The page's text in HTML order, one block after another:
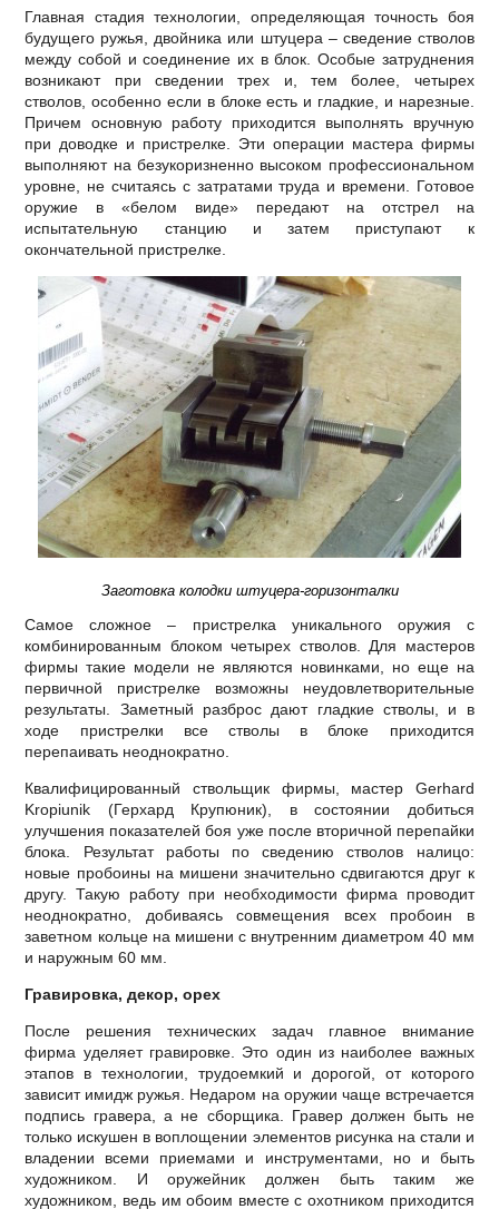
Главная стадия технологии, определяющая точность боя
будущего ружья, двойника или штуцера – сведение стволов
между собой и соединение их в блок. Особые затруднения
возникают при сведении трех и, тем более, четырех
стволов, особенно если в блоке есть и гладкие, и нарезные.
Причем основную работу приходится выполнять вручную
при доводке и пристрелке. Эти операции мастера фирмы
выполняют на безукоризненно высоком профессиональном
уровне, не считаясь с затратами труда и времени. Готовое
оружие в «белом виде» передают на отстрел на
испытательную станцию и затем приступают к
окончательной пристрелке.
Заготовка колодки штуцера-горизонталки
Самое сложное – пристрелка уникального оружия с
комбинированным блоком четырех стволов. Для мастеров
фирмы такие модели не являются новинками, но еще на
первичной пристрелке возможны неудовлетворительные
результаты. Заметный разброс дают гладкие стволы, и в
ходе пристрелки все стволы в блоке приходится
перепаивать неоднократно.
Квалифицированный ствольщик фирмы, мастер Gerhard
Kropiunik (Герхард Крупюник), в состоянии добиться
улучшения показателей боя уже после вторичной перепайки
блока. Результат работы по сведению стволов налицо:
новые пробоины на мишени значительно сдвигаются друг к
другу. Такую работу при необходимости фирма проводит
неоднократно, добиваясь совмещения всех пробоин в
заветном кольце на мишени с внутренним диаметром 40 мм
и наружным 60 мм.
Гравировка, декор, орех
После решения технических задач главное внимание
фирма уделяет гравировке. Это один из наиболее важных
этапов в технологии, трудоемкий и дорогой, от которого
зависит имидж ружья. Недаром на оружии чаще встречается
подпись гравера, а не сборщика. Гравер должен быть не
только искушен в воплощении элементов рисунка на стали и
владении всеми приемами и инструментами, но и быть
художником. И оружейник должен быть таким же
художником, ведь им обоим вместе с охотником приходится